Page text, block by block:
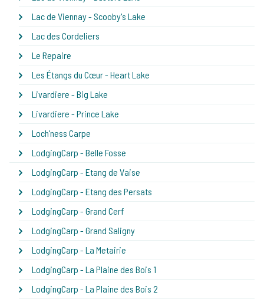
Lac de Viennay - Scooby's Lake
Lac des Cordeliers
Le Repaire
Les Étangs du Cœur - Heart Lake
Livardiere - Big Lake
Livardiere - Prince Lake
Loch'ness Carpe
LodgingCarp - Belle Fosse
LodgingCarp - Etang de Vaise
LodgingCarp - Etang des Persats
LodgingCarp - Grand Cerf
LodgingCarp - Grand Saligny
LodgingCarp - La Metairie
LodgingCarp - La Plaine des Bois 1
LodgingCarp - La Plaine des Bois 2